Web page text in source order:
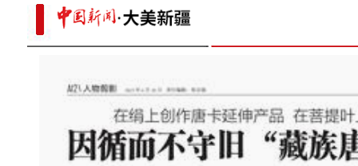
沙雅县：稳就业惠
vil